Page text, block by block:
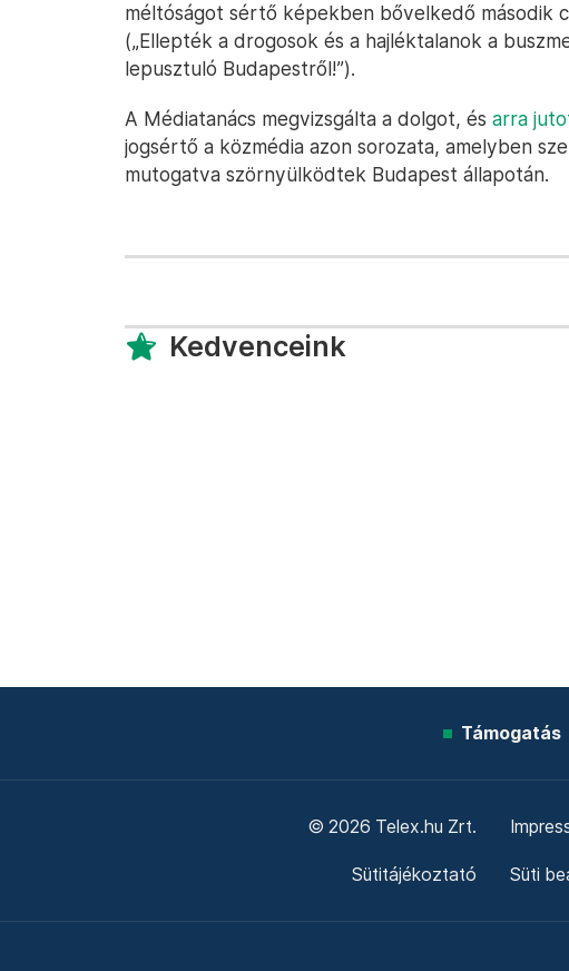
méltóságot sértő képekben bővelkedő második
(„Ellepték a drogosok és a hajléktalanok a
lepusztuló Budapestről!”).
A Médiatanács megvizsgálta a dolgot, és arra
jogsértő a közmédia azon sorozata, amelyben
mutogatva szörnyülködtek Budapest állapotán.
Kedvenceink
Támogatás
© 2026 Telex.hu Zrt.
Sütitájékoztató Süti